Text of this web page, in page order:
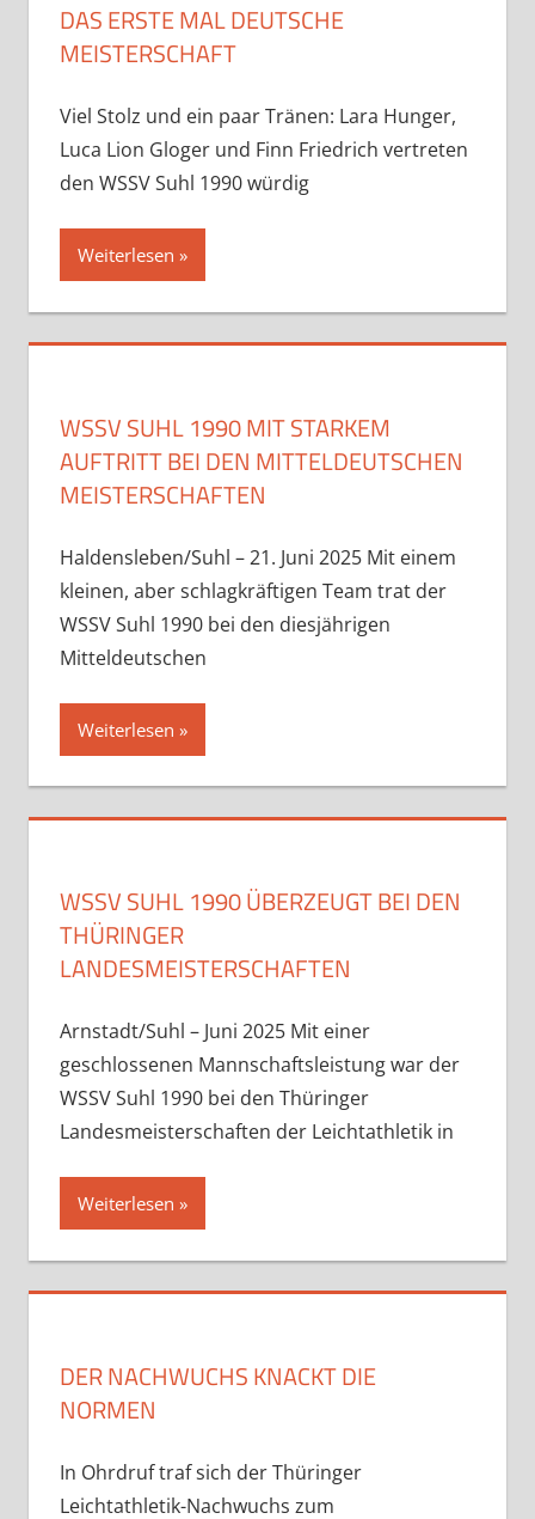
DAS ERSTE MAL DEUTSCHE
MEISTERSCHAFT
Viel Stolz und ein paar Tränen: Lara Hunger,
Luca Lion Gloger und Finn Friedrich vertreten
den WSSV Suhl 1990 würdig
Weiterlesen
WSSV SUHL 1990 MIT STARKEM
AUFTRITT BEI DEN MITTELDEUTSCHEN
MEISTERSCHAFTEN
Haldensleben/Suhl – 21. Juni 2025 Mit einem
kleinen, aber schlagkräftigen Team trat der
WSSV Suhl 1990 bei den diesjährigen
Mitteldeutschen
Weiterlesen
WSSV SUHL 1990 ÜBERZEUGT BEI DEN
THÜRINGER
LANDESMEISTERSCHAFTEN
Arnstadt/Suhl – Juni 2025 Mit einer
geschlossenen Mannschaftsleistung war der
WSSV Suhl 1990 bei den Thüringer
Landesmeisterschaften der Leichtathletik in
Weiterlesen
DER NACHWUCHS KNACKT DIE
NORMEN
In Ohrdruf traf sich der Thüringer
Leichtathletik-Nachwuchs zum